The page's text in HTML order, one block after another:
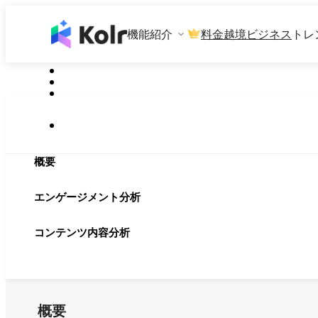
機能紹介 料金越境ビジネス ト
概要
エンゲージメント分析
コンテンツ内容分析
概要